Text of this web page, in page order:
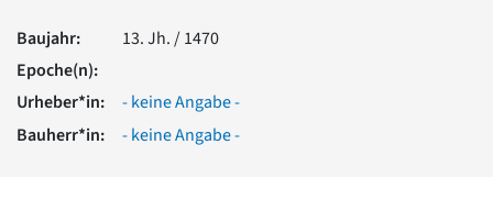
Vorromanik
Römische Antike
Über uns
Über baukunst-nrw
Baujahr:
13. Jh. / 1470
Epoche(n):
Urheber*in:
- keine Angabe -
Bauherr*in:
- keine Angabe -